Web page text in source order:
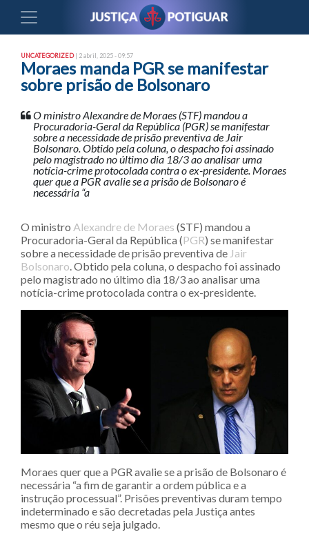
UNCATEGORIZED| 2 abril, 2025 - 09:57
Moraes manda PGR se manifestar
sobre prisão de Bolsonaro
O ministro Alexandre de Moraes (STF) mandou a
Procuradoria-Geral da República (PGR) se manifestar
sobre a necessidade de prisão preventiva de Jair
Bolsonaro. Obtido pela coluna, o despacho foi assinado
pelo magistrado no último dia 18/3 ao analisar uma
notícia-crime protocolada contra o ex-presidente. Moraes
quer que a PGR avalie se a prisão de Bolsonaro é
necessária “a
O ministro Alexandre de Moraes (STF) mandou a
Procuradoria-Geral da República (PGR) se manifestar
sobre a necessidade de prisão preventiva de Jair
Bolsonaro. Obtido pela coluna, o despacho foi assinado
pelo magistrado no último dia 18/3 ao analisar uma
notícia-crime protocolada contra o ex-presidente.
Moraes quer que a PGR avalie se a prisão de Bolsonaro é
necessária “a fim de garantir a ordem pública e a
instrução processual”. Prisões preventivas duram tempo
indeterminado e são decretadas pela Justiça antes
mesmo que o réu seja julgado.